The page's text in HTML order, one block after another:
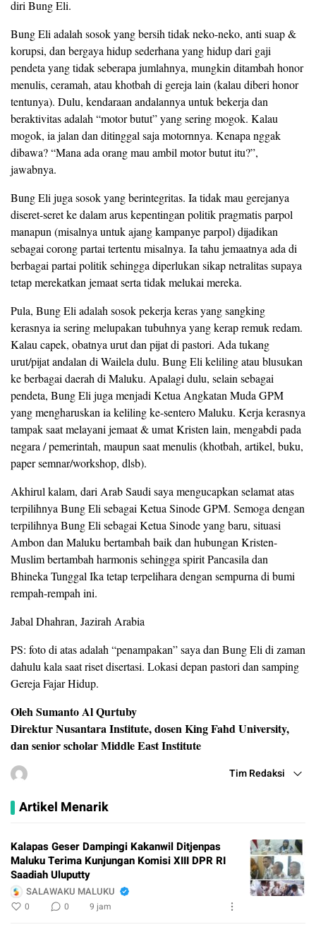
diri Bung Eli.
Bung Eli adalah sosok yang bersih tidak neko-neko, anti suap &
korupsi, dan bergaya hidup sederhana yang hidup dari gaji
pendeta yang tidak seberapa jumlahnya, mungkin ditambah honor
menulis, ceramah, atau khotbah di gereja lain (kalau diberi honor
tentunya). Dulu, kendaraan andalannya untuk bekerja dan
beraktivitas adalah “motor butut” yang sering mogok. Kalau
mogok, ia jalan dan ditinggal saja motornnya. Kenapa nggak
dibawa? “Mana ada orang mau ambil motor butut itu?”,
jawabnya.
Bung Eli juga sosok yang berintegritas. Ia tidak mau gerejanya
diseret-seret ke dalam arus kepentingan politik pragmatis parpol
manapun (misalnya untuk ajang kampanye parpol) dijadikan
sebagai corong partai tertentu misalnya. Ia tahu jemaatnya ada di
berbagai partai politik sehingga diperlukan sikap netralitas supaya
tetap merekatkan jemaat serta tidak melukai mereka.
Pula, Bung Eli adalah sosok pekerja keras yang sangking
kerasnya ia sering melupakan tubuhnya yang kerap remuk redam.
Kalau capek, obatnya urut dan pijat di pastori. Ada tukang
urut/pijat andalan di Wailela dulu. Bung Eli keliling atau blusukan
ke berbagai daerah di Maluku. Apalagi dulu, selain sebagai
pendeta, Bung Eli juga menjadi Ketua Angkatan Muda GPM
yang mengharuskan ia keliling ke-sentero Maluku. Kerja kerasnya
tampak saat melayani jemaat & umat Kristen lain, mengabdi pada
negara / pemerintah, maupun saat menulis (khotbah, artikel, buku,
paper semnar/workshop, dlsb).
Akhirul kalam, dari Arab Saudi saya mengucapkan selamat atas
terpilihnya Bung Eli sebagai Ketua Sinode GPM. Semoga dengan
terpilihnya Bung Eli sebagai Ketua Sinode yang baru, situasi
Ambon dan Maluku bertambah baik dan hubungan Kristen-
Muslim bertambah harmonis sehingga spirit Pancasila dan
Bhineka Tunggal Ika tetap terpelihara dengan sempurna di bumi
rempah-rempah ini.
Jabal Dhahran, Jazirah Arabia
PS: foto di atas adalah “penampakan” saya dan Bung Eli di zaman
dahulu kala saat riset disertasi. Lokasi depan pastori dan samping
Gereja Fajar Hidup.
Oleh Sumanto Al Qurtuby
Direktur Nusantara Institute, dosen King Fahd University,
dan senior scholar Middle East Institute
Tim Redaksi
Artikel Menarik
Kalapas Geser Dampingi Kakanwil Ditjenpas
Maluku Terima Kunjungan Komisi XIII DPR RI
Saadiah Uluputty
SALAWAKU MALUKU
0 0 9 jam